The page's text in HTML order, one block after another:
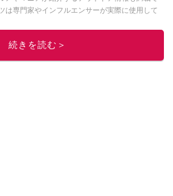
は専門家やインフルエンサーが実際に使用して
続きを読む＞